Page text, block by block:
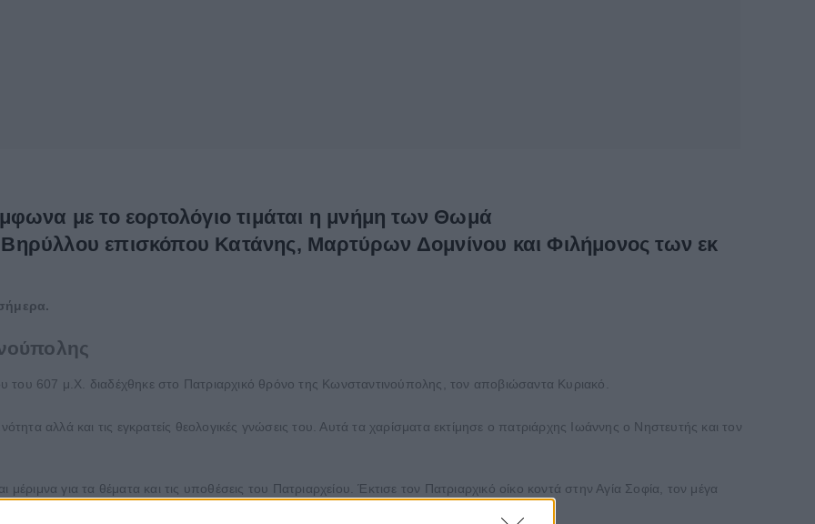
με το εορτολόγιο τιμάται η μνήμη των Θωμά
επισκόπου Κατάνης, Μαρτύρων Δομνίνου και Φιλήμονος των εκ
του 607 μ.Χ. διαδέχθηκε στο Πατριαρχικό θρόνο της Κωνσταντινούπολης, τον αποβιώσαντα Κυριακό.
αλλά και τις εγκρατείς θεολογικές γνώσεις του. Αυτά τα χαρίσματα εκτίμησε ο πατριάρχης Ιωάννης ο Νηστευτής και τον
για τα θέματα και τις υποθέσεις του Πατριαρχείου. Έκτισε τον Πατριαρχικό οίκο κοντά στην Αγία Σοφία, τον μέγα
κάτω μέρος του κτηρίου, εγκατέστησε την Πατριαρχική βιβλιοθήκη.